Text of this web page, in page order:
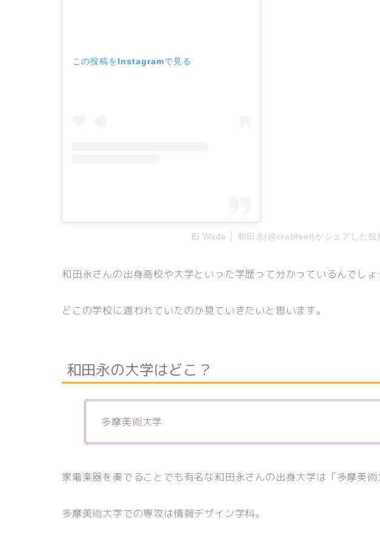
この投稿をInstagramで見る
Ei Wada │ 和田永(@crabfeet)がシェアした投
和田永さんの出身高校や大学といった学歴って分かっているんでしょ
どこの学校に通われていたのか見ていきたいと思います。
和田永の大学はどこ？
多摩美術大学
家電楽器を奏でることでも有名な和田永さんの出身大学は「多摩美術
多摩美術大学での専攻は情報デザイン学科。